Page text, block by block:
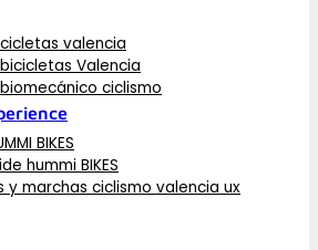
valencia
Valencia
ciclismo
BIKES
hummi BIKES
y marchas ciclismo valencia ux